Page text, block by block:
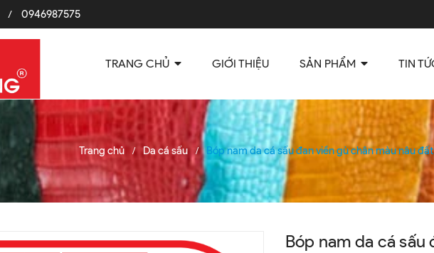
/ 0946987575
TRANG CHỦ GIỚI THIỆU SẢN PHẨM TIN
Trang chủ / Da cá sấu / Bóp nam da cá sấu đan viền gù chân màu nâu đất
Bóp nam da cá